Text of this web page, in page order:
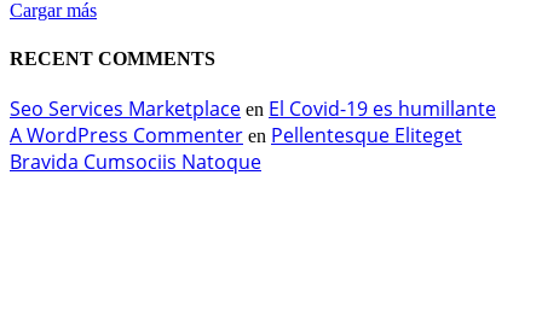
Cargar más
RECENT COMMENTS
Seo Services Marketplace en El Covid-19 es humillante
A WordPress Commenter en Pellentesque Eliteget
Bravida Cumsociis Natoque